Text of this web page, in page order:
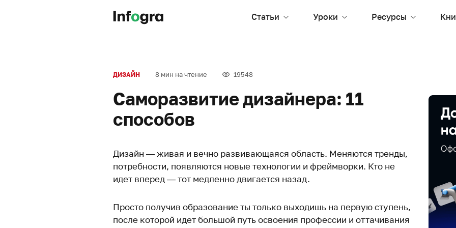
Статьи Уроки Ресурсы
ДИЗАЙН 8 мин на чтение 19548
Саморазвитие дизайнера: 11
способов
Дизайн — живая и вечно развивающаяся область. Меняются тренды,
потребности, появляются новые технологии и фреймворки. Кто не
идет вперед — тот медленно двигается назад.
Просто получив образование ты только выходишь на первую ступень,
после которой идет большой путь освоения профессии и оттачивания